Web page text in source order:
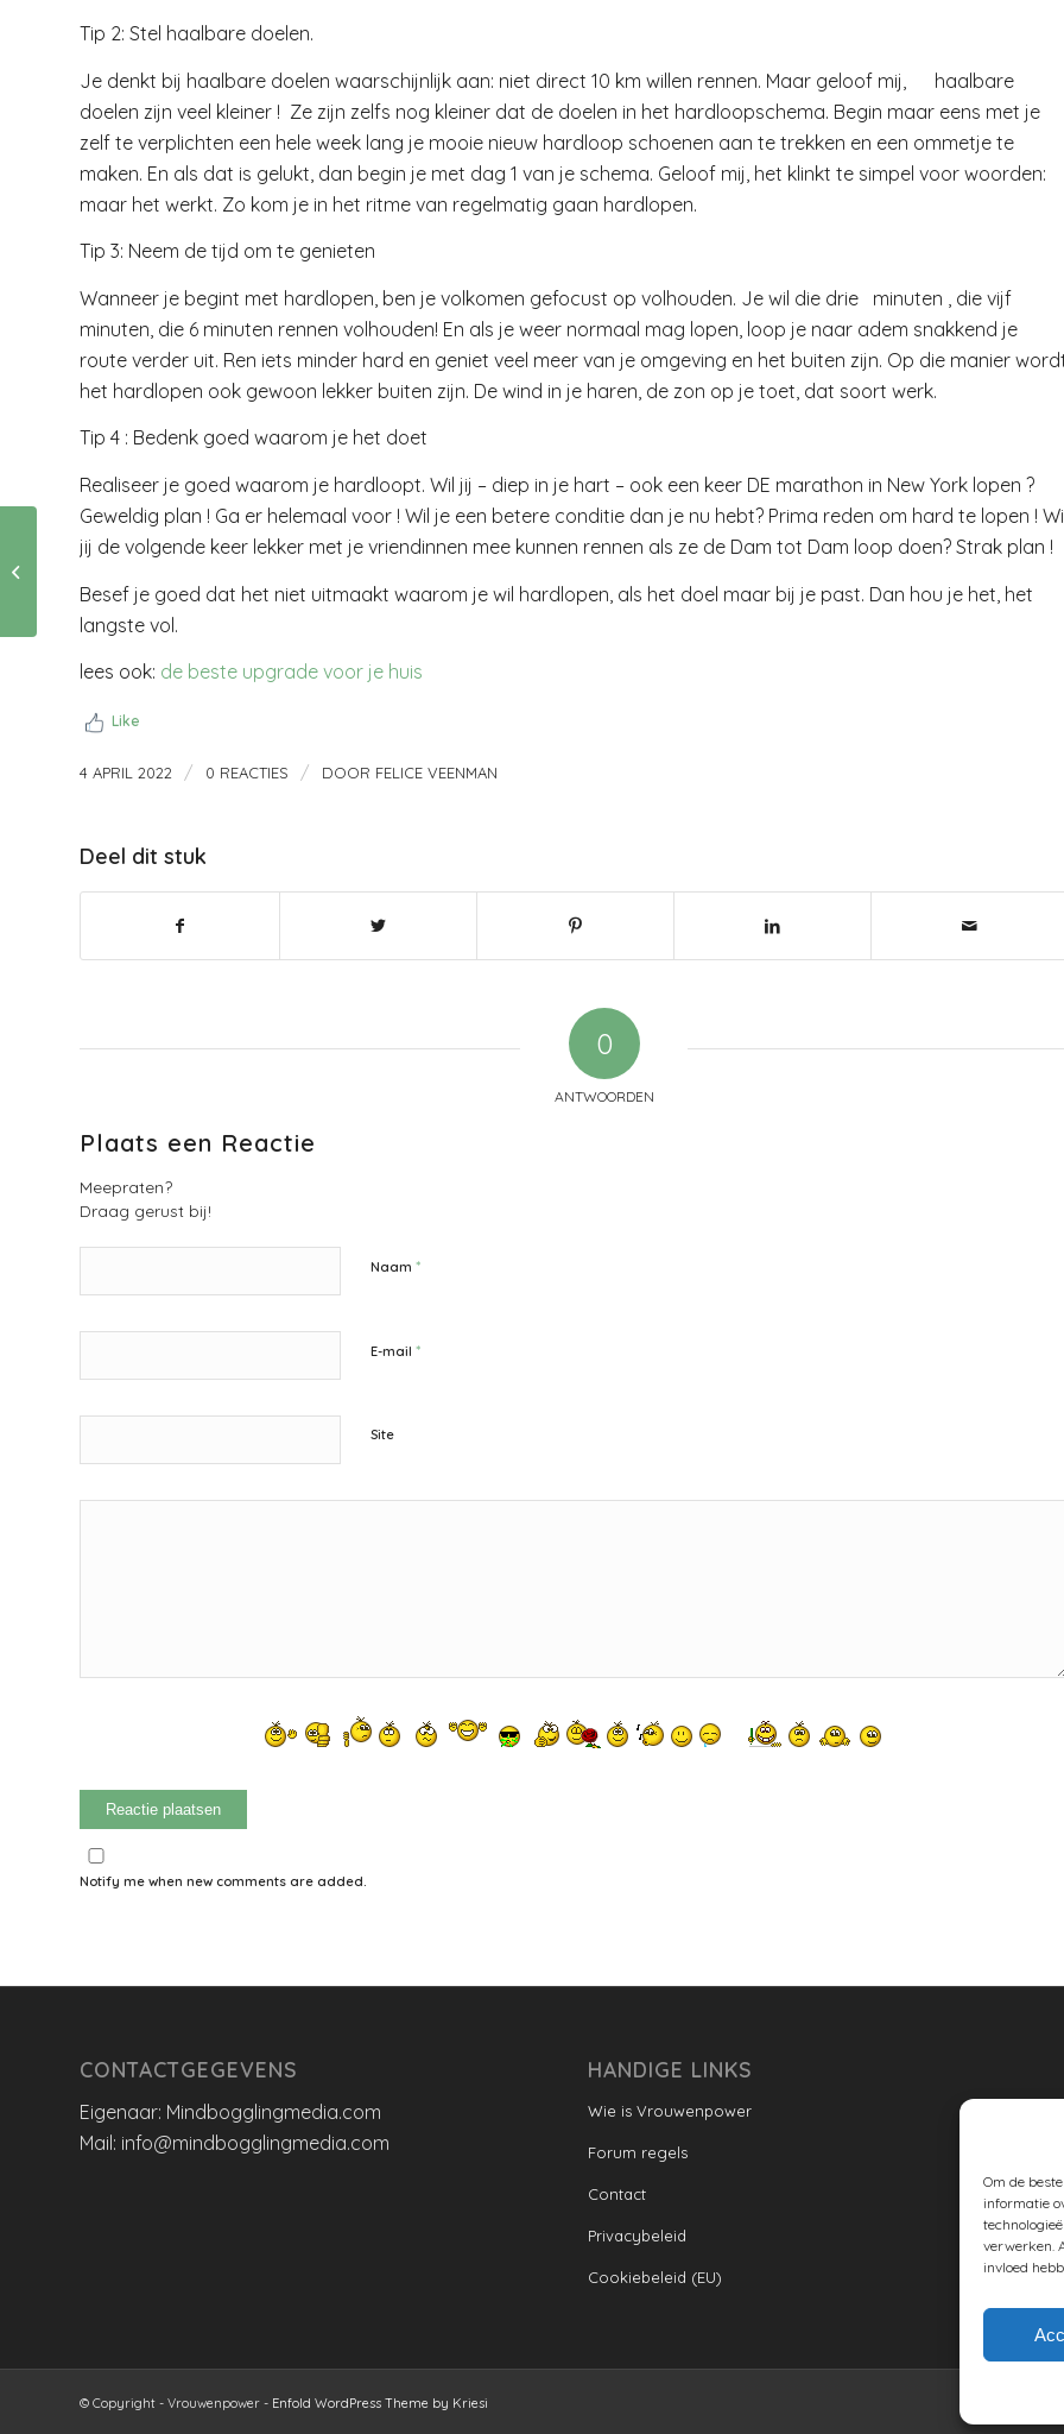
Om de
informatie
verwerken.
invloed
Tip 2: Stel haalbare doelen.
Je denkt bij haalbare doelen waarschijnlijk aan: niet direct 10 km willen rennen. Maar geloof mij, haalbare
doelen zijn veel kleiner ! Ze zijn zelfs nog kleiner dat de doelen in het hardloopschema. Begin maar eens met je
zelf te verplichten een hele week lang je mooie nieuw hardloop schoenen aan te trekken en een ommetje te
maken. En als dat is gelukt, dan begin je met dag 1 van je schema. Geloof mij, het klinkt te simpel voor woorden:
maar het werkt. Zo kom je in het ritme van regelmatig gaan hardlopen.
Tip 3: Neem de tijd om te genieten
Wanneer je begint met hardlopen, ben je volkomen gefocust op volhouden. Je wil die drie minuten , die vijf
minuten, die 6 minuten rennen volhouden! En als je weer normaal mag lopen, loop je naar adem snakkend je
route verder uit. Ren iets minder hard en geniet veel meer van je omgeving en het buiten zijn. Op die manier
het hardlopen ook gewoon lekker buiten zijn. De wind in je haren, de zon op je toet, dat soort werk.
Tip 4 : Bedenk goed waarom je het doet
Realiseer je goed waarom je hardloopt. Wil jij – diep in je hart – ook een keer DE marathon in New York lopen ?
Geweldig plan ! Ga er helemaal voor ! Wil je een betere conditie dan je nu hebt? Prima reden om hard te lopen !
jij de volgende keer lekker met je vriendinnen mee kunnen rennen als ze de Dam tot Dam loop doen? Strak plan !
Besef je goed dat het niet uitmaakt waarom je wil hardlopen, als het doel maar bij je past. Dan hou je het, het
langste vol.
lees ook: de beste upgrade voor je huis
Like
4 APRIL 2022 / 0 REACTIES / DOOR FELICE VEENMAN
Deel dit stuk
0
ANTWOORDEN
Plaats een Reactie
Meepraten?
Draag gerust bij!
Naam *
E-mail *
Site
Notify me when new comments are added.
CONTACTGEGEVENS
Eigenaar: Mindbogglingmedia.com
Mail: info@mindbogglingmedia.com
HANDIGE LINKS
Wie is Vrouwenpower
Forum regels
Contact
Privacybeleid
Cookiebeleid (EU)
© Copyright - Vrouwenpower - Enfold WordPress Theme by Kriesi